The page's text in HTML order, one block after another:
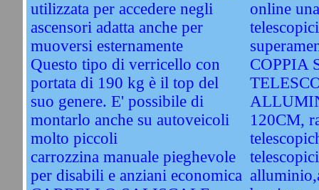
utilizzata per accedere negli
ascensori adatta anche per
muoversi esternamente
Questo tipo di verricello con
portata di 190 kg è il top del
suo genere. E' possibile di
montarlo anche su autoveicoli
molto piccoli
carrozzina manuale pieghevole
per disabili e anziani economica
online
COPPIA
120CM,